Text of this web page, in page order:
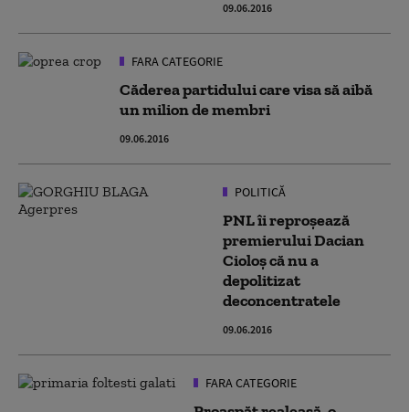
09.06.2016
FARA CATEGORIE
Căderea partidului care visa să aibă
un milion de membri
09.06.2016
POLITICĂ
PNL îi reproșează
premierului Dacian
Cioloș că nu a
depolitizat
deconcentratele
09.06.2016
FARA CATEGORIE